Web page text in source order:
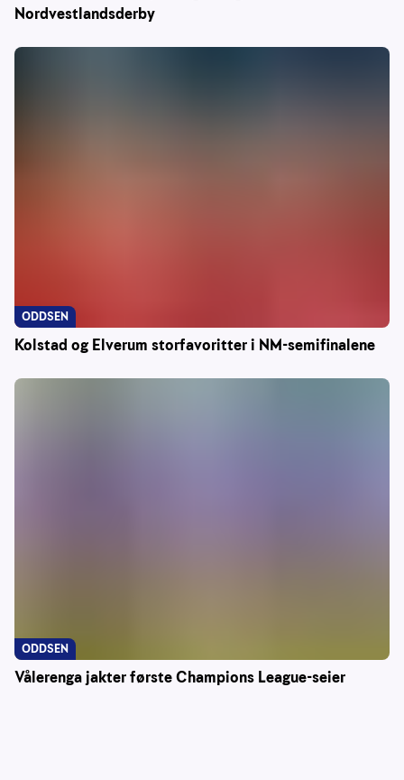
Nordvestlandsderby
Kolstad og Elverum storfavoritter i NM-semifinalene
ODDSEN
Vålerenga jakter første Champions League-seier
ODDSEN